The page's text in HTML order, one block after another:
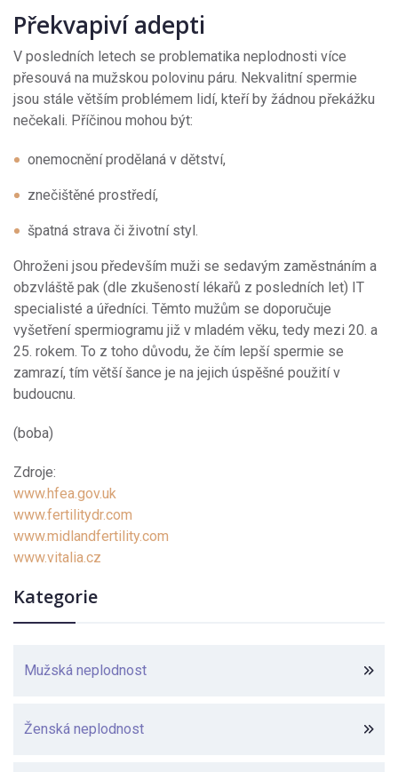
Překvapiví adepti
V posledních letech se problematika neplodnosti více
přesouvá na mužskou polovinu páru. Nekvalitní spermie
jsou stále větším problémem lidí, kteří by žádnou překážku
nečekali. Příčinou mohou být:
onemocnění prodělaná v dětství,
znečištěné prostředí,
špatná strava či životní styl.
Ohroženi jsou především muži se sedavým zaměstnáním a
obzvláště pak (dle zkušeností lékařů z posledních let) IT
specialisté a úředníci. Těmto mužům se doporučuje
vyšetření spermiogramu již v mladém věku, tedy mezi 20. a
25. rokem. To z toho důvodu, že čím lepší spermie se
zamrazí, tím větší šance je na jejich úspěšné použití v
budoucnu.
(boba)
Zdroje:
www.hfea.gov.uk
www.fertilitydr.com
www.midlandfertility.com
www.vitalia.cz
Kategorie
Mužská neplodnost
Ženská neplodnost